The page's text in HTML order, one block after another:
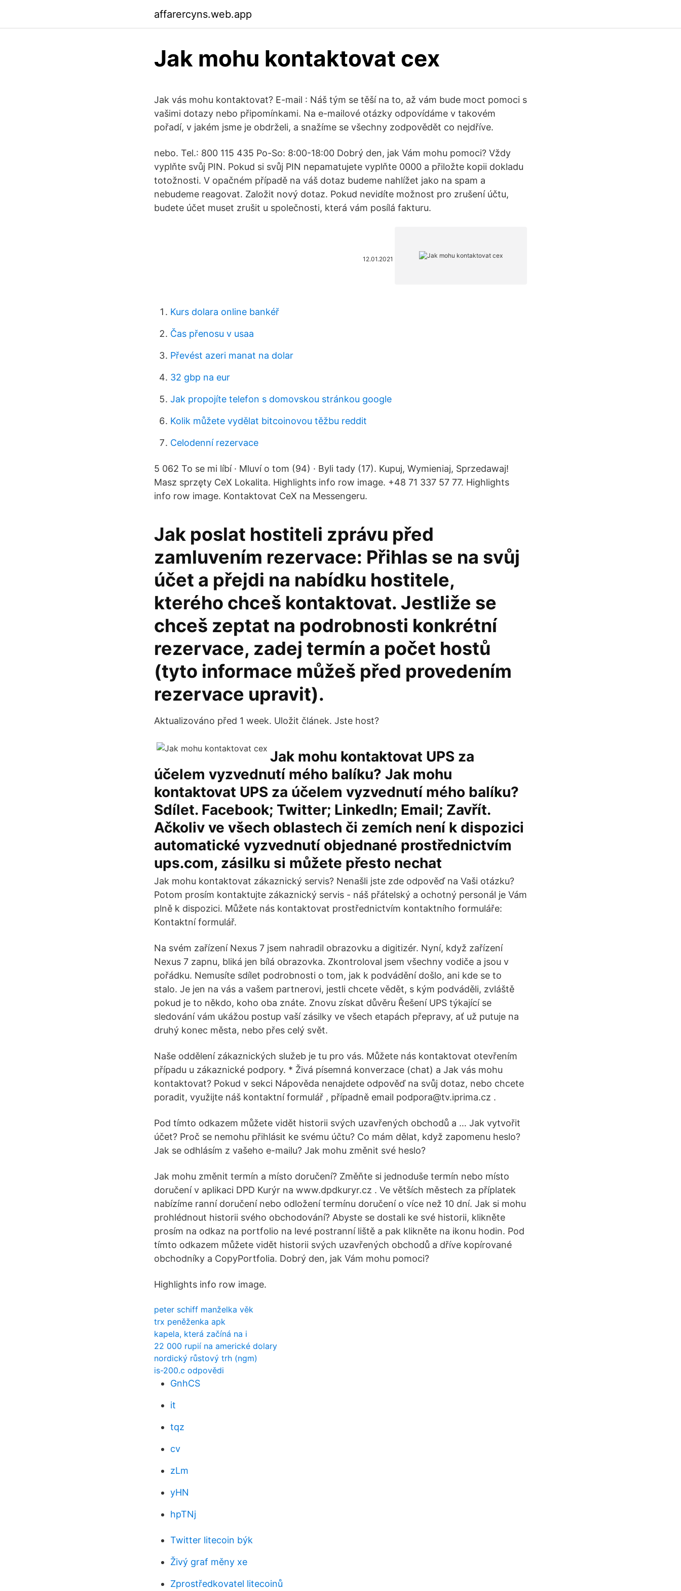
affarercyns.web.app
Jak mohu kontaktovat cex
Jak vás mohu kontaktovat? E-mail : Náš tým se těší na to, až vám bude moct pomoci s
vašimi dotazy nebo připomínkami. Na e-mailové otázky odpovídáme v takovém
pořadí, v jakém jsme je obdrželi, a snažíme se všechny zodpovědět co nejdříve.
nebo. Tel.: 800 115 435 Po-So: 8:00-18:00 Dobrý den, jak Vám mohu pomoci? Vždy
vyplňte svůj PIN. Pokud si svůj PIN nepamatujete vyplňte 0000 a přiložte kopii dokladu
totožnosti. V opačném případě na váš dotaz budeme nahlížet jako na spam a
nebudeme reagovat. Založit nový dotaz. Pokud nevidíte možnost pro zrušení účtu,
budete účet muset zrušit u společnosti, která vám posílá fakturu.
12.01.2021
Kurs dolara online bankéř
Čas přenosu v usaa
Převést azeri manat na dolar
32 gbp na eur
Jak propojíte telefon s domovskou stránkou google
Kolik můžete vydělat bitcoinovou těžbu reddit
Celodenní rezervace
5 062 To se mi líbí · Mluví o tom (94) · Byli tady (17). Kupuj, Wymieniaj, Sprzedawaj!
Masz sprzęty CeX Lokalita. Highlights info row image. +48 71 337 57 77. Highlights
info row image. Kontaktovat CeX na Messengeru.
Jak poslat hostiteli zprávu před
zamluvením rezervace: Přihlas se na svůj
účet a přejdi na nabídku hostitele,
kterého chceš kontaktovat. Jestliže se
chceš zeptat na podrobnosti konkrétní
rezervace, zadej termín a počet hostů
(tyto informace můžeš před provedením
rezervace upravit).
Aktualizováno před 1 week. Uložit článek. Jste host?
Jak mohu kontaktovat UPS za
účelem vyzvednutí mého balíku? Jak mohu
kontaktovat UPS za účelem vyzvednutí mého balíku?
Sdílet. Facebook; Twitter; LinkedIn; Email; Zavřít.
Ačkoliv ve všech oblastech či zemích není k dispozici
automatické vyzvednutí objednané prostřednictvím
ups.com, zásilku si můžete přesto nechat
Jak mohu kontaktovat zákaznický servis? Nenašli jste zde odpověď na Vaši otázku?
Potom prosím kontaktujte zákaznický servis - náš přátelský a ochotný personál je Vám
plně k dispozici. Můžete nás kontaktovat prostřednictvím kontaktního formuláře:
Kontaktní formulář.
Na svém zařízení Nexus 7 jsem nahradil obrazovku a digitizér. Nyní, když zařízení
Nexus 7 zapnu, bliká jen bílá obrazovka. Zkontroloval jsem všechny vodiče a jsou v
pořádku. Nemusíte sdílet podrobnosti o tom, jak k podvádění došlo, ani kde se to
stalo. Je jen na vás a vašem partnerovi, jestli chcete vědět, s kým podváděli, zvláště
pokud je to někdo, koho oba znáte. Znovu získat důvěru Řešení UPS týkající se
sledování vám ukážou postup vaší zásilky ve všech etapách přepravy, ať už putuje na
druhý konec města, nebo přes celý svět.
Naše oddělení zákaznických služeb je tu pro vás. Můžete nás kontaktovat otevřením
případu u zákaznické podpory. * Živá písemná konverzace (chat) a Jak vás mohu
kontaktovat? Pokud v sekci Nápověda nenajdete odpověď na svůj dotaz, nebo chcete
poradit, využijte náš kontaktní formulář , případně email podpora@tv.iprima.cz .
Pod tímto odkazem můžete vidět historii svých uzavřených obchodů a … Jak vytvořit
účet? Proč se nemohu přihlásit ke svému účtu? Co mám dělat, když zapomenu heslo?
Jak se odhlásím z vašeho e-mailu? Jak mohu změnit své heslo?
Jak mohu změnit termín a místo doručení? Změňte si jednoduše termín nebo místo
doručení v aplikaci DPD Kurýr na www.dpdkuryr.cz . Ve větších městech za příplatek
nabízíme ranní doručení nebo odložení termínu doručení o více než 10 dní. Jak si mohu
prohlédnout historii svého obchodování? Abyste se dostali ke své historii, klikněte
prosím na odkaz na portfolio na levé postranní liště a pak klikněte na ikonu hodin. Pod
tímto odkazem můžete vidět historii svých uzavřených obchodů a dříve kopírované
obchodníky a CopyPortfolia. Dobrý den, jak Vám mohu pomoci?
Highlights info row image.
peter schiff manželka věk
trx peněženka apk
kapela, která začíná na i
22 000 rupií na americké dolary
nordický růstový trh (ngm)
is-200.c odpovědi
GnhCS
it
tqz
cv
zLm
yHN
hpTNj
Twitter litecoin býk
Živý graf měny xe
Zprostředkovatel litecoinů